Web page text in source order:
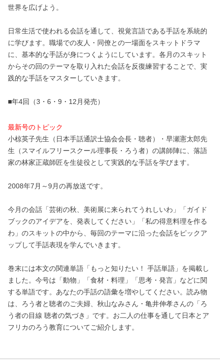
世界を広げよう。
日常生活で使われる会話を通して、視覚言語である手話を系統的
に学びます。職場での友人・同僚との一場面をスキットドラマ
に、基本的な手話が身につくようにしています。各月のスキット
からその回のテーマを取り入れた会話を反復練習することで、実
践的な手話をマスターしていきます。
■年4回（3・6・9・12月発売）
最新号のトピック
小椋英子先生（日本手話通訳士協会会長・聴者）・早瀬憲太郎先
生（スマイルフリースクール理事長・ろう者）の講師陣に、落語
家の林家正蔵師匠を生徒役として実践的な手話を学びます。
2008年7月～9月の再放送です。
今月の会話「芸術の秋、美術展に来られてうれしいわ」「ガイド
ブックのアイデアを、発表してください」「私の得意料理を作る
わ」のスキットの中から、毎回のテーマに沿った会話をピックア
ップして手話表現を学んでいきます。
巻末には本文の関連単語「もっと知りたい！ 手話単語」を掲載し
ました。今号は「動物」「食材・料理」「思考・発言」などに関
する単語です。あなたの手話の語彙を増やしてください。読み物
は、ろう者と聴者のご夫婦、秋山なみさん・亀井伸孝さんの「ろ
う者の目線 聴者の気づき」です。お二人の仕事を通して日本とア
フリカのろう教育についてご紹介します。